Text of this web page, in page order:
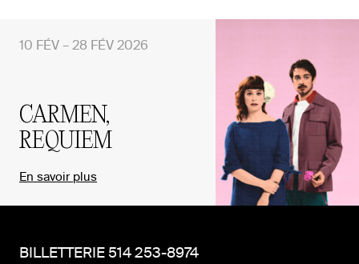
CARMEN,
REQUIEM
10 FÉV – 28 FÉV 2026
En savoir plus
BILLETTERIE 514 253-8974